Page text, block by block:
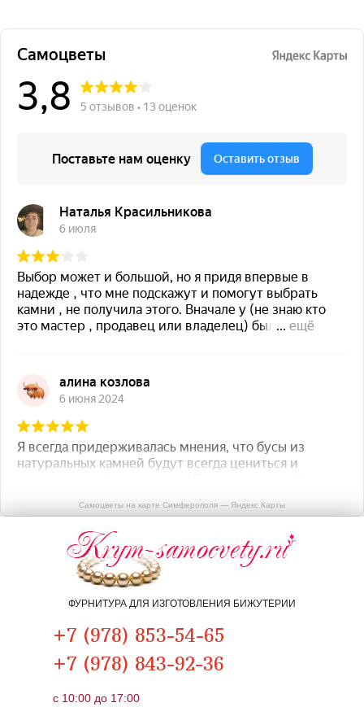
Самоцветы на карте Симферополя — Яндекс Карты
ФУРНИТУРА ДЛЯ ИЗГОТОВЛЕНИЯ БИЖУТЕРИИ
+7 (978) 853-54-65
+7 (978) 843-92-36
c 10:00 до 17:00